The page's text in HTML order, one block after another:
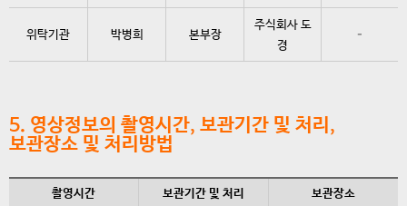
위탁기관 박병희 본부장
주식회사 도
경
–
5. 영상정보의 촬영시간, 보관기간 및 처리,
보관장소 및 처리방법
촬영시간 보관기간 및 처리 보관장소